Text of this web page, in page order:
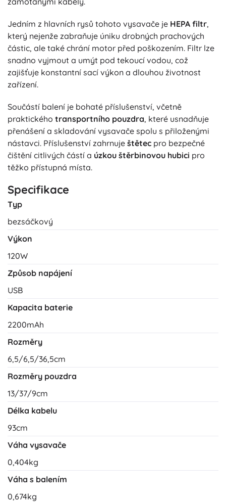
Jedním z hlavních rysů tohoto vysavače je HEPA filtr,
který nejenže zabraňuje úniku drobných prachových
částic, ale také chrání motor před poškozením. Filtr lze
snadno vyjmout a umýt pod tekoucí vodou, což
zajišťuje konstantní sací výkon a dlouhou životnost
zařízení.
Součástí balení je bohaté příslušenství, včetně
praktického transportního pouzdra, které usnadňuje
přenášení a skladování vysavače spolu s přiloženými
nástavci. Příslušenství zahrnuje štětec pro bezpečné
čištění citlivých částí a úzkou štěrbinovou hubici pro
těžko přístupná místa.
Specifikace
Typ
bezsáčkový
Výkon
120W
Způsob napájení
USB
Kapacita baterie
2200mAh
Rozměry
6,5/6,5/36,5cm
Rozměry pouzdra
13/37/9cm
Délka kabelu
93cm
Váha vysavače
0,404kg
Váha s balením
0,674kg